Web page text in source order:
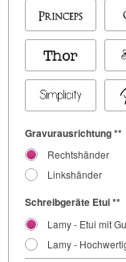
Gravurausrichtung **
Rechtshänder
Linkshänder
Schreibgeräte Etui **
Lamy - Etui mit
Lamy -